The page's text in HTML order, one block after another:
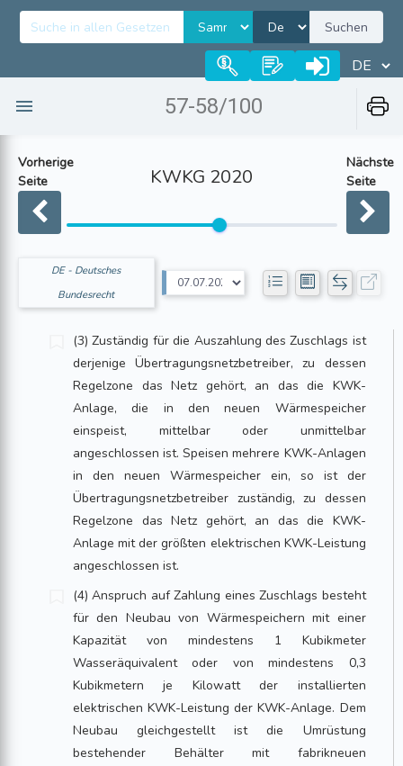
Suchen
57-58/100
Vorherige
Seite
KWKG 2020
Nächste
Seite
DE - Deutsches
Bundesrecht
(3) Zuständig für die Auszahlung des Zuschlags ist
derjenige Übertragungsnetzbetreiber, zu dessen
Regelzone das Netz gehört, an das die KWK-
Anlage, die in den neuen Wärmespeicher
einspeist, mittelbar oder unmittelbar
angeschlossen ist. Speisen mehrere KWK-Anlagen
in den neuen Wärmespeicher ein, so ist der
Übertragungsnetzbetreiber zuständig, zu dessen
Regelzone das Netz gehört, an das die KWK-
Anlage mit der größten elektrischen KWK-Leistung
angeschlossen ist.
(4) Anspruch auf Zahlung eines Zuschlags besteht
für den Neubau von Wärmespeichern mit einer
Kapazität von mindestens 1 Kubikmeter
Wasseräquivalent oder von mindestens 0,3
Kubikmetern je Kilowatt der installierten
elektrischen KWK-Leistung der KWK-Anlage. Dem
Neubau gleichgestellt ist die Umrüstung
bestehender Behälter mit fabrikneuen